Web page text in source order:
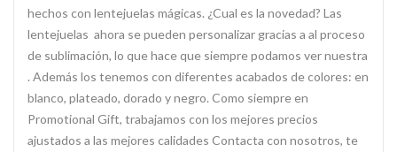
hechos con lentejuelas mágicas. ¿Cual es la novedad? Las
lentejuelas ahora se pueden personalizar gracias a al proceso
de sublimación, lo que hace que siempre podamos ver nuestra
. Además los tenemos con diferentes acabados de colores: en
blanco, plateado, dorado y negro. Como siempre en
Promotional Gift, trabajamos con los mejores precios
ajustados a las mejores calidades Contacta con nosotros, te